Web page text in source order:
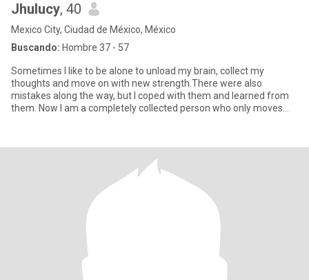
Jhulucy, 40
Mexico City, Ciudad de México, México
Buscando: Hombre 37 - 57
Sometimes I like to be alone to unload my brain, collect my
thoughts and move on with new strength.There were also
mistakes along the way, but I coped with them and learned from
them. Now I am a completely collected person who only moves